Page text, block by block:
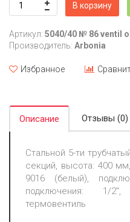
В корзину
Артикул: 5040/40 № 86 ventil
Производитель: Arbonia
Избранное
Описание Отзывы (0)
Стальной 5-ти
секций, высота: 400
9016 (белый),
подключения: 1/
термовентиль